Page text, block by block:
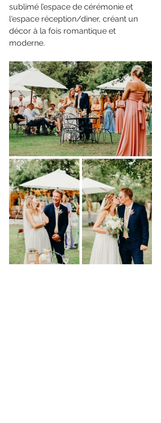
sublimé l’espace de cérémonie et
l'espace réception/diner, créant un
décor à la fois romantique et
moderne.